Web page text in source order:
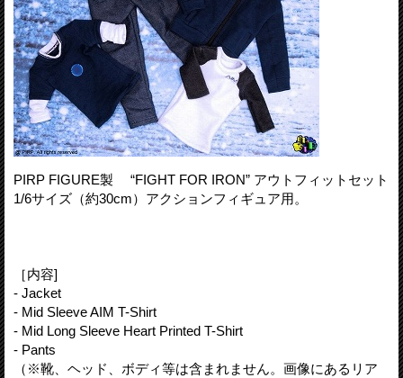
PIRP FIGURE製 “FIGHT FOR IRON” アウトフィットセット
1/6サイズ（約30cm）アクションフィギュア用。
［内容]
- Jacket
- Mid Sleeve AIM T-Shirt
- Mid Long Sleeve Heart Printed T-Shirt
- Pants
（※靴、ヘッド、ボディ等は含まれません。画像にあるリア